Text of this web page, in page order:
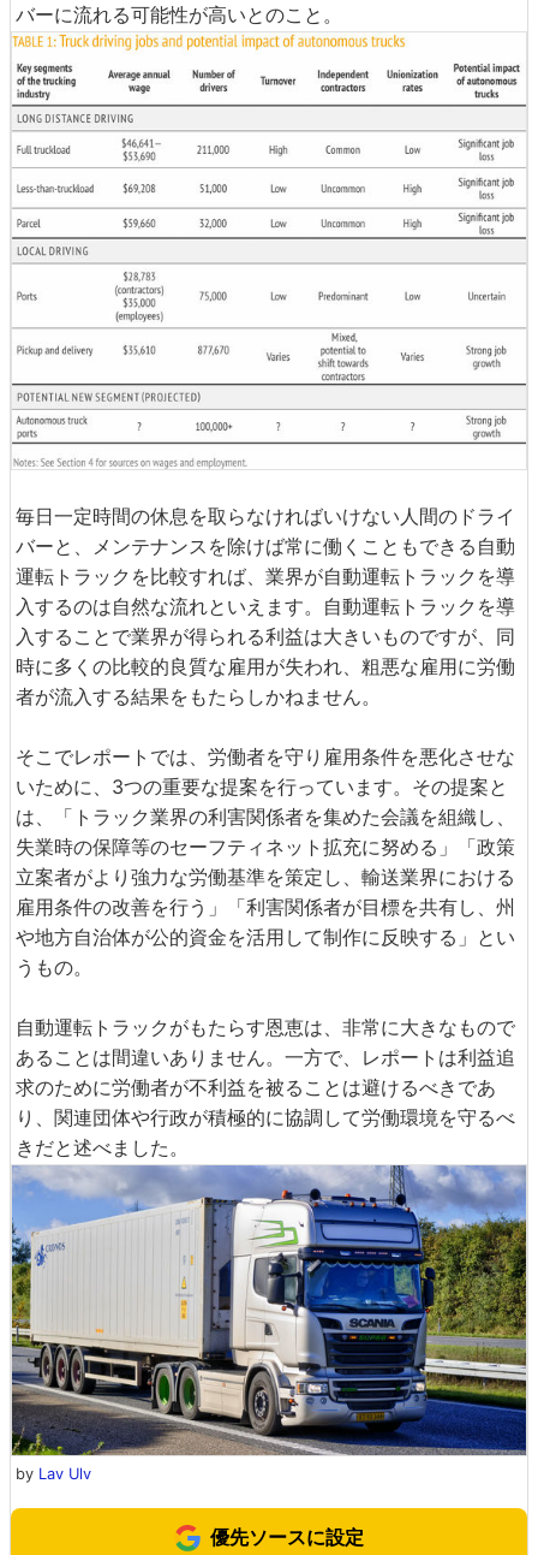
バーに流れる可能性が高いとのこと。
毎日一定時間の休息を取らなければいけない人間のドライ
バーと、メンテナンスを除けば常に働くこともできる自動
運転トラックを比較すれば、業界が自動運転トラックを導
入するのは自然な流れといえます。自動運転トラックを導
入することで業界が得られる利益は大きいものですが、同
時に多くの比較的良質な雇用が失われ、粗悪な雇用に労働
者が流入する結果をもたらしかねません。
そこでレポートでは、労働者を守り雇用条件を悪化させな
いために、3つの重要な提案を行っています。その提案と
は、「トラック業界の利害関係者を集めた会議を組織し、
失業時の保障等のセーフティネット拡充に努める」「政策
立案者がより強力な労働基準を策定し、輸送業界における
雇用条件の改善を行う」「利害関係者が目標を共有し、州
や地方自治体が公的資金を活用して制作に反映する」とい
うもの。
自動運転トラックがもたらす恩恵は、非常に大きなもので
あることは間違いありません。一方で、レポートは利益追
求のために労働者が不利益を被ることは避けるべきであ
り、関連団体や行政が積極的に協調して労働環境を守るべ
きだと述べました。
by Lav Ulv
優先ソースに設定